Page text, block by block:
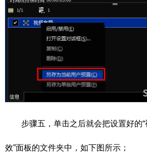
步骤五，单击之后就会把设置好的“
效”面板的文件夹中，如下图所示；